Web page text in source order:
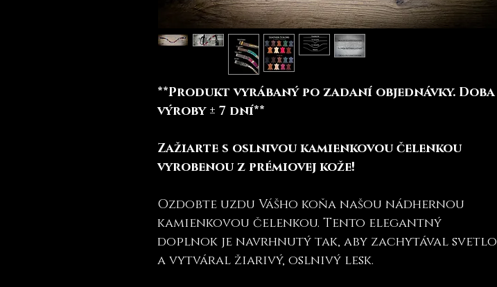
**Produkt vyrábaný po zadaní objednávky. Doba
výroby ± 7 dní**
Zažiarte s oslnivou kamienkovou čelenkou
vyrobenou z prémiovej kože!
Ozdobte uzdu Vášho koňa našou nádhernou
kamienkovou čelenkou. Tento elegantný
doplnok je navrhnutý tak, aby zachytával svetlo
a vytváral žiarivý, oslnivý lesk.